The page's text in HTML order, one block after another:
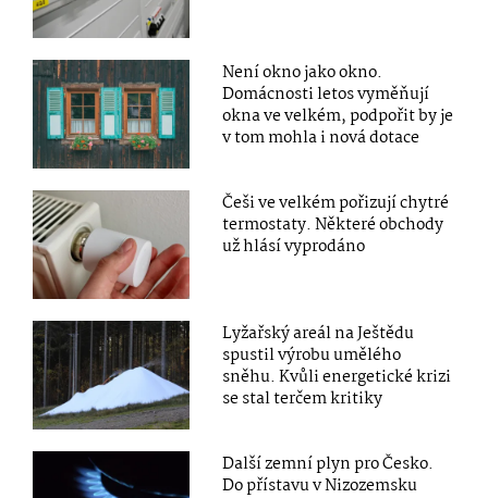
Není okno jako okno.
Domácnosti letos vyměňují
okna ve velkém, podpořit by je
v tom mohla i nová dotace
Češi ve velkém pořizují chytré
termostaty. Některé obchody
už hlásí vyprodáno
Lyžařský areál na Ještědu
spustil výrobu umělého
sněhu. Kvůli energetické krizi
se stal terčem kritiky
Další zemní plyn pro Česko.
Do přístavu v Nizozemsku